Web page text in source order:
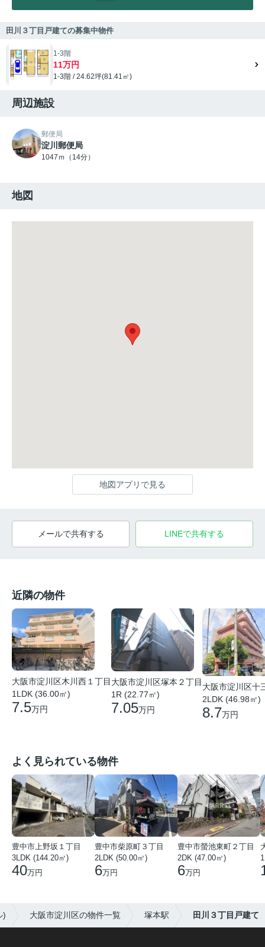
田川３丁目戸建ての募集中物件
1-3階
11万円
1-3階 / 24.62坪(81.41㎡)
周辺施設
郵便局
淀川郵便局
1047ｍ（14分）
地図
地図アプリで見る
メールで共有する LINEで共有する
近隣の物件
大阪市淀川区木川西１丁目
1LDK (36.00㎡)
7.5万円
大阪市淀川区塚本２丁目
1R (22.77㎡)
7.05万円
大阪市淀川区十
2LDK (46.98㎡)
8.7万円
よく見られている物件
豊中市上野坂１丁目
3LDK (144.20㎡)
40万円
豊中市柴原町３丁目
2LDK (50.00㎡)
6万円
豊中市螢池東町２丁目
2DK (47.00㎡)
6万円
) 大阪市淀川区の物件一覧 塚本駅 田川３丁目戸建て